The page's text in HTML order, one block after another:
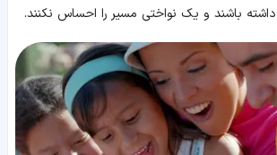
داشته باشند و یک نواختی مسیر را احساس نکنند.